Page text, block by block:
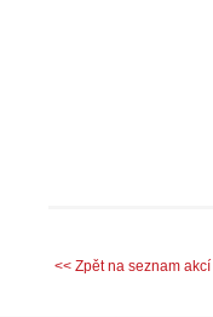
<< Zpět na seznam akcí